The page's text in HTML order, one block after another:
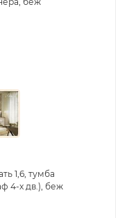
1,6, тумба
4-х дв.), беж